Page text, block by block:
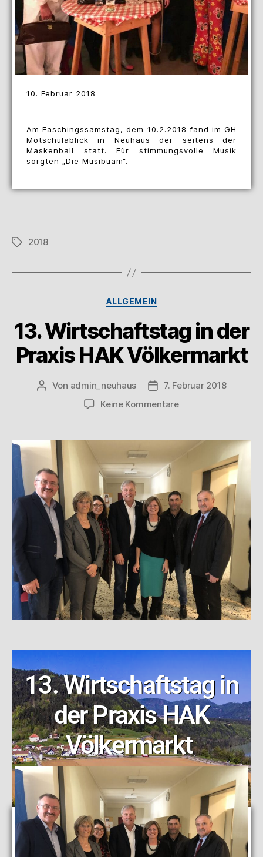
10. Februar 2018
Am Faschingssamstag, dem 10.2.2018 fand im GH
Motschulablick in Neuhaus der seitens der
Maskenball statt. Für stimmungsvolle Musik
sorgten „Die Musibuam“.
2018
ALLGEMEIN
13. Wirtschaftstag in der
Praxis HAK Völkermarkt
Von admin_neuhaus
7. Februar 2018
Keine Kommentare
13. Wirtschaftstag in
der Praxis HAK
Völkermarkt